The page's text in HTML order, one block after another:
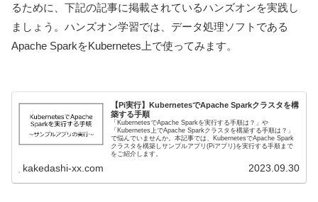
るために、下記の記事に掲載されているハンズオンを実践し
ましょう。ハンズオン学習では、データ処理ソフトである
Apache SparkをKubernetes上で使ってみます。
【Pi実行】KubernetesでApache Sparkクラスタを構
築する手順
「KubernetesでApache Sparkを実行する手順は？」や
「Kubernetes上でApache Sparkクラスタを構築する手順は？」
で悩んでいませんか。本記事では、KubernetesでApache Spark
クラスタを構築しサンプルアプリ(Piアプリ)を実行する手順まで
をご紹介します。
kakedashi-xx.com 2023.09.30